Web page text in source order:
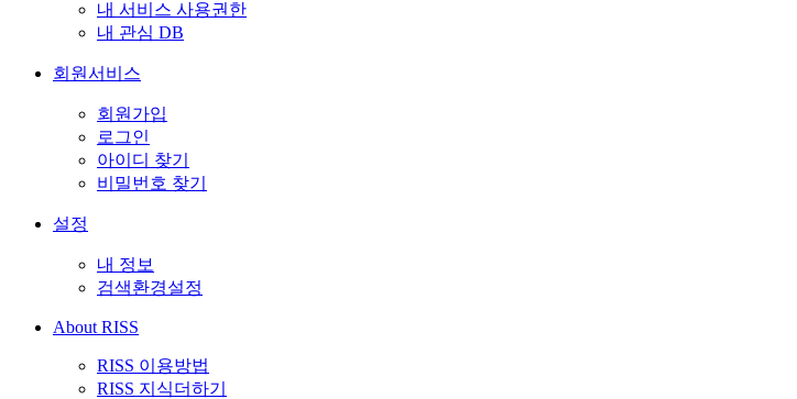
내 서비스 사용권한
내 관심 DB
회원서비스
회원가입
로그인
아이디 찾기
비밀번호 찾기
설정
내 정보
검색환경설정
About RISS
RISS 이용방법
RISS 지식더하기